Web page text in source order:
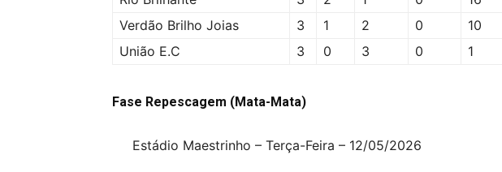
Verdão Brilho Joias
3 1 2 0 10
União E.C
3 0 3 0 1
Fase Repescagem (Mata-Mata)
Estádio Maestrinho – Terça-Feira – 12/05/2026